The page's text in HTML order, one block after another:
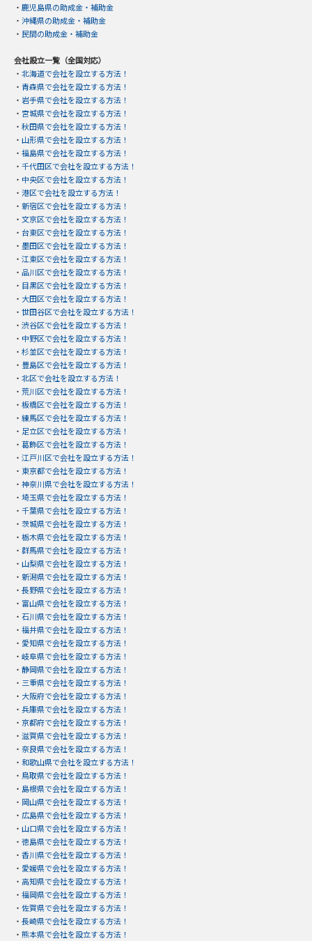
・ 鹿児島県の助成金・補助金
・ 沖縄県の助成金・補助金
・ 民間の助成金・補助金
会社設立一覧（全国対応）
・ 北海道で会社を設立する方法！
・ 青森県で会社を設立する方法！
・ 岩手県で会社を設立する方法！
・ 宮城県で会社を設立する方法！
・ 秋田県で会社を設立する方法！
・ 山形県で会社を設立する方法！
・ 福島県で会社を設立する方法！
・ 千代田区で会社を設立する方法！
・ 中央区で会社を設立する方法！
・ 港区で会社を設立する方法！
・ 新宿区で会社を設立する方法！
・ 文京区で会社を設立する方法！
・ 台東区で会社を設立する方法！
・ 墨田区で会社を設立する方法！
・ 江東区で会社を設立する方法！
・ 品川区で会社を設立する方法！
・ 目黒区で会社を設立する方法！
・ 大田区で会社を設立する方法！
・ 世田谷区で会社を設立する方法！
・ 渋谷区で会社を設立する方法！
・ 中野区で会社を設立する方法！
・ 杉並区で会社を設立する方法！
・ 豊島区で会社を設立する方法！
・ 北区で会社を設立する方法！
・ 荒川区で会社を設立する方法！
・ 板橋区で会社を設立する方法！
・ 練馬区で会社を設立する方法！
・ 足立区で会社を設立する方法！
・ 葛飾区で会社を設立する方法！
・ 江戸川区で会社を設立する方法！
・ 東京都で会社を設立する方法！
・ 神奈川県で会社を設立する方法！
・ 埼玉県で会社を設立する方法！
・ 千葉県で会社を設立する方法！
・ 茨城県で会社を設立する方法！
・ 栃木県で会社を設立する方法！
・ 群馬県で会社を設立する方法！
・ 山梨県で会社を設立する方法！
・ 新潟県で会社を設立する方法！
・ 長野県で会社を設立する方法！
・ 富山県で会社を設立する方法！
・ 石川県で会社を設立する方法！
・ 福井県で会社を設立する方法！
・ 愛知県で会社を設立する方法！
・ 岐阜県で会社を設立する方法！
・ 静岡県で会社を設立する方法！
・ 三重県で会社を設立する方法！
・ 大阪府で会社を設立する方法！
・ 兵庫県で会社を設立する方法！
・ 京都府で会社を設立する方法！
・ 滋賀県で会社を設立する方法！
・ 奈良県で会社を設立する方法！
・ 和歌山県で会社を設立する方法！
・ 鳥取県で会社を設立する方法！
・ 島根県で会社を設立する方法！
・ 岡山県で会社を設立する方法！
・ 広島県で会社を設立する方法！
・ 山口県で会社を設立する方法！
・ 徳島県で会社を設立する方法！
・ 香川県で会社を設立する方法！
・ 愛媛県で会社を設立する方法！
・ 高知県で会社を設立する方法！
・ 福岡県で会社を設立する方法！
・ 佐賀県で会社を設立する方法！
・ 長崎県で会社を設立する方法！
・ 熊本県で会社を設立する方法！